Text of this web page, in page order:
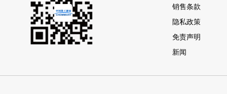
销售条款
隐私政策
免责声明
新闻